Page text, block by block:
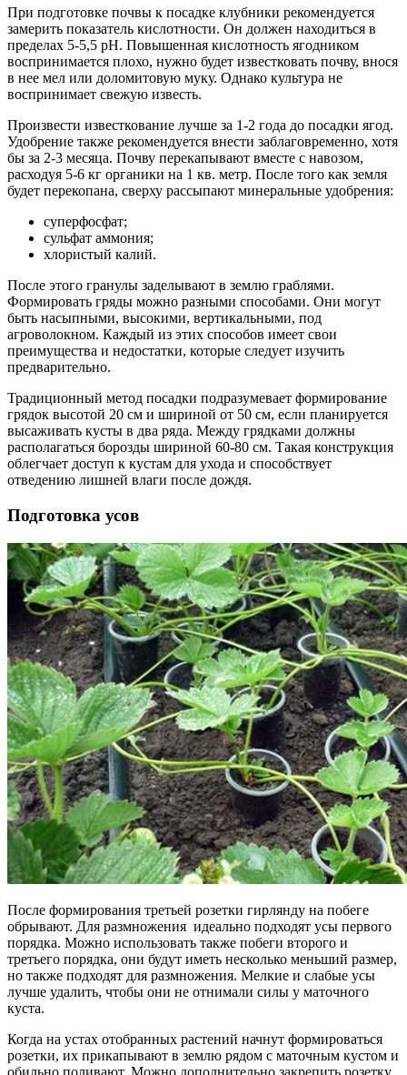
При подготовке почвы к посадке клубники рекомендуется
замерить показатель кислотности. Он должен находиться в
пределах 5-5,5 pH. Повышенная кислотность ягодником
воспринимается плохо, нужно будет известковать почву, внося
в нее мел или доломитовую муку. Однако культура не
воспринимает свежую известь.
Произвести известкование лучше за 1-2 года до посадки ягод.
Удобрение также рекомендуется внести заблаговременно, хотя
бы за 2-3 месяца. Почву перекапывают вместе с навозом,
расходуя 5-6 кг органики на 1 кв. метр. После того как земля
будет перекопана, сверху рассыпают минеральные удобрения:
суперфосфат;
сульфат аммония;
хлористый калий.
После этого гранулы заделывают в землю граблями.
Формировать гряды можно разными способами. Они могут
быть насыпными, высокими, вертикальными, под
агроволокном. Каждый из этих способов имеет свои
преимущества и недостатки, которые следует изучить
предварительно.
Традиционный метод посадки подразумевает формирование
грядок высотой 20 см и шириной от 50 см, если планируется
высаживать кусты в два ряда. Между грядками должны
располагаться борозды шириной 60-80 см. Такая конструкция
облегчает доступ к кустам для ухода и способствует
отведению лишней влаги после дождя.
Подготовка усов
После формирования третьей розетки гирлянду на побеге
обрывают. Для размножения идеально подходят усы первого
порядка. Можно использовать также побеги второго и
третьего порядка, они будут иметь несколько меньший размер,
но также подходят для размножения. Мелкие и слабые усы
лучше удалить, чтобы они не отнимали силы у маточного
куста.
Когда на устах отобранных растений начнут формироваться
розетки, их прикапывают в землю рядом с маточным кустом и
обильно поливают. Можно дополнительно закрепить розетку